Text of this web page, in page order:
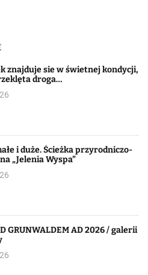
znajduje sie w świetnej kondycji,
droga…
i duże. Ścieżka przyrodniczo-
„Jelenia Wyspa”
GRUNWALDEM AD 2026 / galerii